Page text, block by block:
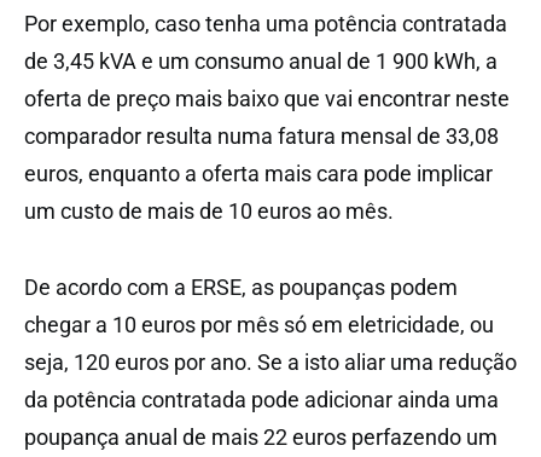
Por exemplo, caso tenha uma potência contratada
de 3,45 kVA e um consumo anual de 1 900 kWh, a
oferta de preço mais baixo que vai encontrar neste
comparador resulta numa fatura mensal de 33,08
euros, enquanto a oferta mais cara pode implicar
um custo de mais de 10 euros ao mês.
De acordo com a ERSE, as poupanças podem
chegar a 10 euros por mês só em eletricidade, ou
seja, 120 euros por ano. Se a isto aliar uma redução
da potência contratada pode adicionar ainda uma
poupança anual de mais 22 euros perfazendo um